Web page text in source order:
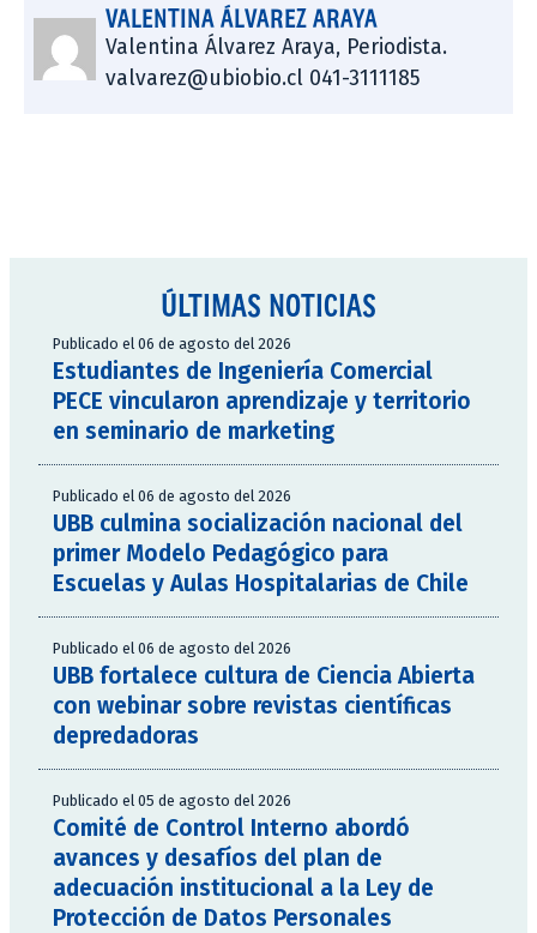
VALENTINA ÁLVAREZ ARAYA
Valentina Álvarez Araya, Periodista.
valvarez@ubiobio.cl 041-3111185
ÚLTIMAS NOTICIAS
Publicado el 06 de agosto del 2026
Estudiantes de Ingeniería Comercial
PECE vincularon aprendizaje y territorio
en seminario de marketing
Publicado el 06 de agosto del 2026
UBB culmina socialización nacional del
primer Modelo Pedagógico para
Escuelas y Aulas Hospitalarias de Chile
Publicado el 06 de agosto del 2026
UBB fortalece cultura de Ciencia Abierta
con webinar sobre revistas científicas
depredadoras
Publicado el 05 de agosto del 2026
Comité de Control Interno abordó
avances y desafíos del plan de
adecuación institucional a la Ley de
Protección de Datos Personales